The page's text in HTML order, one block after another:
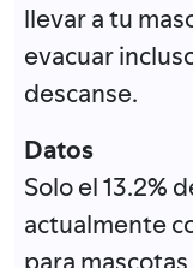
llevar a tu
evacuar
descanse.
Datos
Solo el 13.2%
actualmente